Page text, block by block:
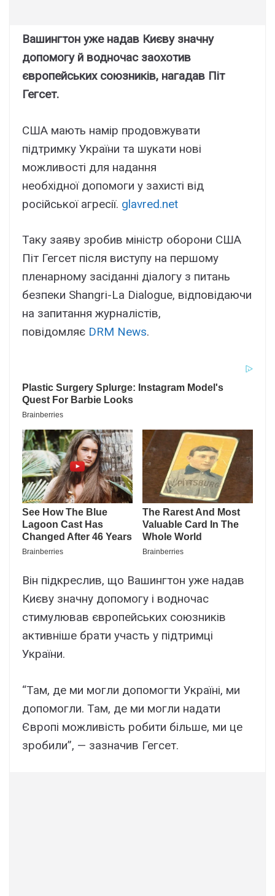
Вашингтон уже надав Києву значну
допомогу й водночас заохотив
європейських союзників, нагадав Піт
Гегсет.
США мають намір продовжувати
підтримку України та шукати нові
можливості для надання
необхідної допомоги у захисті від
російської агресії. glavred.net
Таку заяву зробив міністр оборони США
Піт Гегсет після виступу на першому
пленарному засіданні діалогу з питань
безпеки Shangri-La Dialogue, відповідаючи
на запитання журналістів,
повідомляє DRM News.
Він підкреслив, що Вашингтон уже надав
Києву значну допомогу і водночас
стимулював європейських союзників
активніше брати участь у підтримці
України.
“Там, де ми могли допомогти Україні, ми
допомогли. Там, де ми могли надати
Європі можливість робити більше, ми це
зробили”, — зазначив Гегсет.